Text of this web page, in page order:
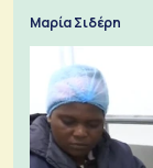
Μαρία Σιδέρη